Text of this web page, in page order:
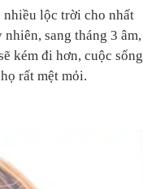
nhiều lộc trời cho nhất
sang tháng 3 âm,
kém đi hơn, cuộc sống
rất mệt mỏi.